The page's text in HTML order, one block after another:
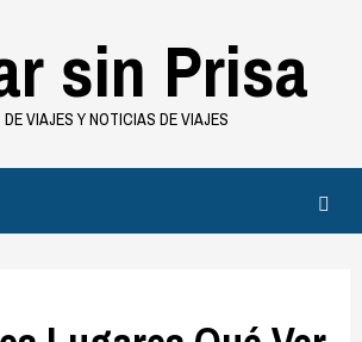
sin Prisa
DE VIAJES Y NOTICIAS DE VIAJES